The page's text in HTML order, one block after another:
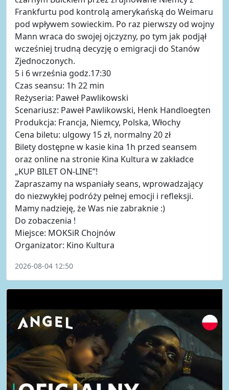
Frankfurtu pod kontrolą amerykańską do Weimaru
pod wpływem sowieckim. Po raz pierwszy od wojny
Mann wraca do swojej ojczyzny, po tym jak podjął
wcześniej trudną decyzję o emigracji do Stanów
Zjednoczonych.
5 i 6 września godz.17:30
Czas seansu: 1h 22 min
Reżyseria: Paweł Pawlikowski
Scenariusz: Paweł Pawlikowski, Henk Handloegten
Produkcja: Francja, Niemcy, Polska, Włochy
Cena biletu: ulgowy 15 zł, normalny 20 zł
Bilety dostępne w kasie kina 1h przed seansem
oraz online na stronie Kina Kultura w zakładce
„KUP BILET ON-LINE”!
Zapraszamy na wspaniały seans, wprowadzający
do niezwykłej podróży pełnej emocji i refleksji.
Mamy nadzieję, że Was nie zabraknie :)
Do zobaczenia !
Miejsce: MOKSiR Chojnów
Organizator: Kino Kultura
2026-08-04 12:50